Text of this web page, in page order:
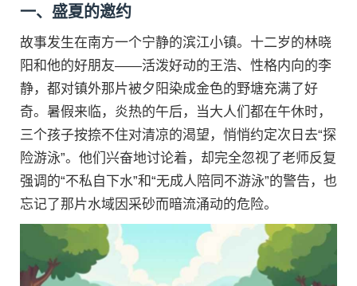
一、盛夏的邀约
故事发生在南方一个宁静的滨江小镇。十二岁的林晓
阳和他的好朋友——活泼好动的王浩、性格内向的李
静，都对镇外那片被夕阳染成金色的野塘充满了好
奇。暑假来临，炎热的午后，当大人们都在午休时，
三个孩子按捺不住对清凉的渴望，悄悄约定次日去“探
险游泳”。他们兴奋地讨论着，却完全忽视了老师反复
强调的“不私自下水”和“无成人陪同不游泳”的警告，也
忘记了那片水域因采砂而暗流涌动的危险。